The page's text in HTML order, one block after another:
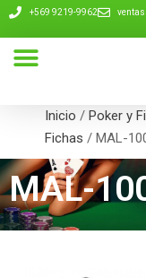
+569 9219-9962
Inicio / Poker y
Fichas / MAL-
MAL-